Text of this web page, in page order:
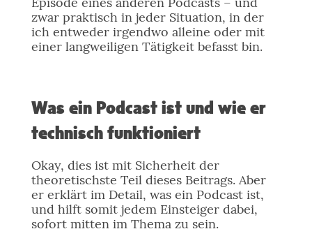
zwar praktisch in jeder Situation, in der
ich entweder irgendwo alleine oder mit
einer langweiligen Tätigkeit befasst bin.
Was ein Podcast ist und wie er
technisch funktioniert
Okay, dies ist mit Sicherheit der
theoretischste Teil dieses Beitrags. Aber
er erklärt im Detail, was ein Podcast ist,
und hilft somit jedem Einsteiger dabei,
sofort mitten im Thema zu sein.